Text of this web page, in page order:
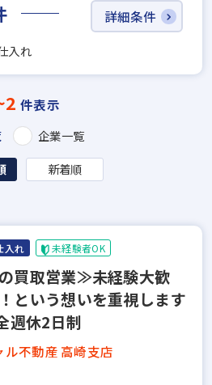
入れ
詳細条件
件表示
企業一覧
新着順
入れ 未経験者OK
買取営業≫未経験大歓
という想いを重視します
週休2日制
不動産 高崎支店